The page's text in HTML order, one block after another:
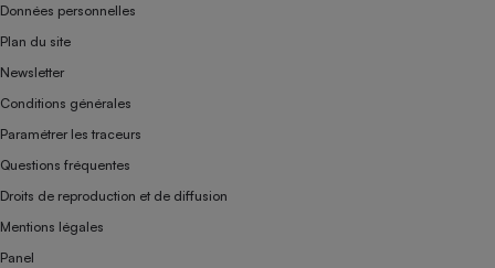
Données personnelles
Plan du site
Newsletter
Conditions générales
Paramétrer les traceurs
Questions fréquentes
Droits de reproduction et de diffusion
Mentions légales
Panel